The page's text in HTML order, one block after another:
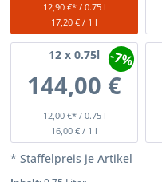
12,90 €* / 0.75 l
17,20 € / 1 l
12 x 0.75l
144,00 €
12,00 €* / 0.75 l
-7%
16,00 € / 1 l
* Staffelpreis je Artikel